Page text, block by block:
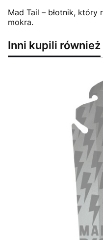
Mad Tail – błotnik,
mokra.
Inni kupili również